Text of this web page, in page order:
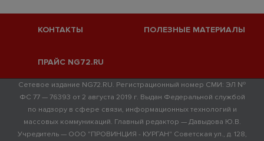
КОНТАКТЫ ПОЛЕЗНЫЕ МАТЕРИАЛЫ
ПРАЙС NG72.RU
Сетевое издание NG72.RU. Регистрационный номер СМИ: ЭЛ №
ФС 77 — 76393 от 2 августа 2019 г. Выдан Федеральной службой
по надзору в сфере связи, информационных технологий и
массовых коммуникаций. Главный редактор — Давыдова Ю.В.
Учредитель — ООО "ПРОВИНЦИЯ - КУРГАН" Советская ул., д. 128,